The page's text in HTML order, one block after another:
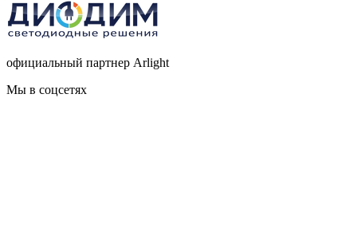
официальный партнер Arlight
Мы в соцсетях